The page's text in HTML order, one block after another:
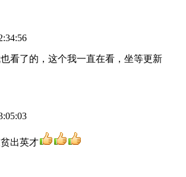
看了的，这个我一直在看，坐等更新
出英才